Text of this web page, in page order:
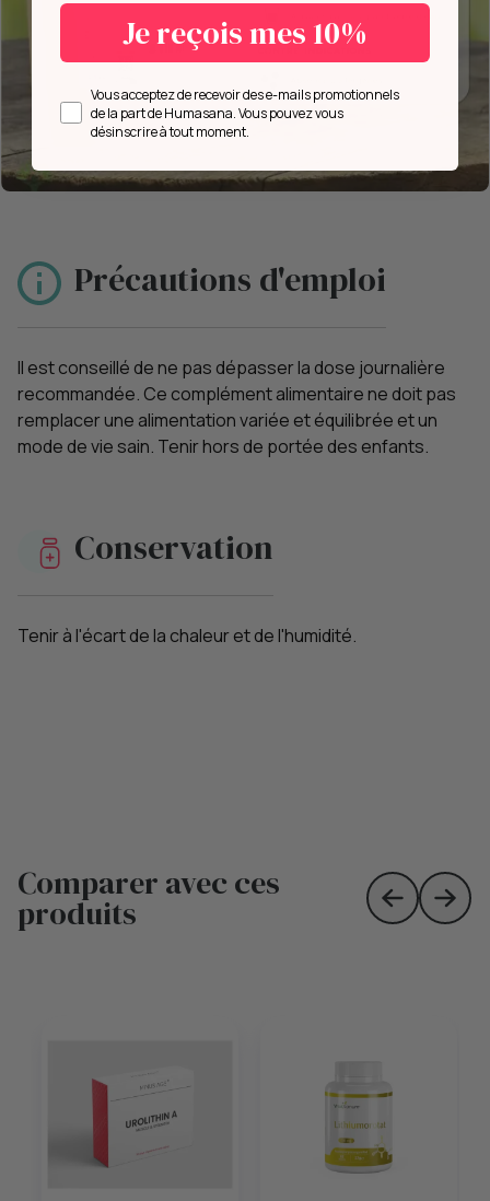
Précautions d'emploi
Il est conseillé de ne pas dépasser la dose journalière
recommandée. Ce complément alimentaire ne doit pas
remplacer une alimentation variée et équilibrée et un
mode de vie sain. Tenir hors de portée des enfants.
Conservation
Tenir à l'écart de la chaleur et de l'humidité.
Comparer avec ces
produits Skip toSkip
Je reçois mes 10%
Opt inVous acceptez de recevoir des e-mails promotionnels
de la part de Humasana. Vous pouvez vous
désinscrire à tout moment.